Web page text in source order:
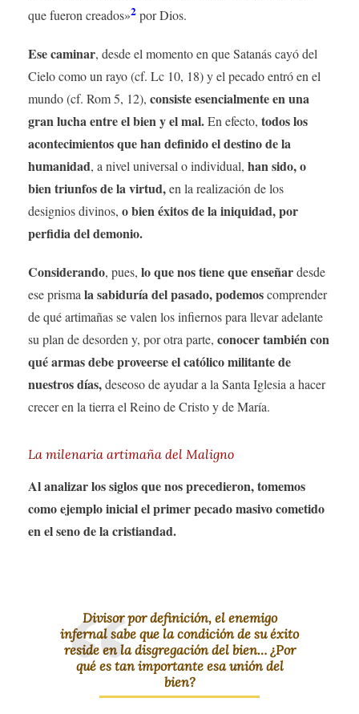
que fueron creados»2por Dios.
Ese caminar, desde el momento en que Satanás cayó del
Cielo como un rayo (cf. Lc 10, 18) y el pecado entró en el
mundo (cf. Rom 5, 12), consiste esencialmente en una
gran lucha entre el bien y el mal.En efecto, todos los
acontecimientos que han definido el destino de la
humanidad, a nivel universal o individual, han sido, o
bien triunfos de la virtud,en la realización de los
designios divinos, o bien éxitos de la iniquidad, por
perfidia del demonio.
Considerando, pues, lo que nos tiene que enseñardesde
ese prisma la sabiduría del pasado, podemoscomprender
de qué artimañas se valen los infiernos para llevar adelante
su plan de desorden y, por otra parte, conocer también con
qué armas debe proveerse el católico militante de
nuestros días,deseoso de ayudar a la Santa Iglesia a hacer
crecer en la tierra el Reino de Cristo y de María.
La milenaria artimaña del Maligno
Al analizar los siglos que nos precedieron, tomemos
como ejemplo inicial el primer pecado masivo cometido
en el seno de la cristiandad.
Divisor por definición, el enemigo
infernal sabe que la condición de su éxito
reside en la disgregación del bien… ¿Por
qué es tan importante esa unión del
bien?